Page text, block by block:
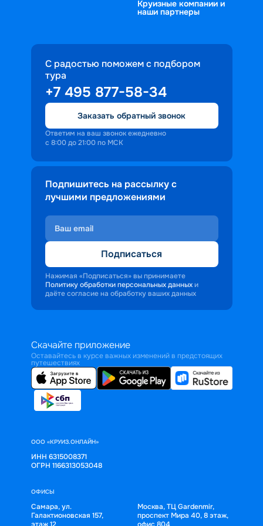
отдыхом на солнечной палубе.
с борта теплохода можно наблюдать
за живописными обрывистыми
Волга. В каждом прибрежном городе
предусмотрены интересные
программы осмотра исторических
памятников. Информацию о стоянках
и доступных услугах в портах всегда
можно уточнить через сервис
Круиз.онлайн перед началом поездки.
Круизные компании и
наши партнеры
С радостью поможем с подбором
тура
+7 495 877-58-34
Заказать обратный звонок
Ответим на ваш звонок ежедневно
с 8:00 до 21:00 по МСК
Подпишитесь на рассылку с
лучшими предложениями
Подписаться
Нажимая «Подписаться» вы принимаете
Политику обработки персональных данных и
даёте согласие на обработку ваших данных
Скачайте приложение
Оставайтесь в курсе важных изменений в предстоящих
путешествиях
ООО «КРУИЗ.ОНЛАЙН»
ИНН 6315008371
ОГРН 1166313053048
ОФИСЫ
Самара, ул.
Галактионовская 157,
Москва, ТЦ Gardenmir,
проспект Мира 40, 8 этаж,